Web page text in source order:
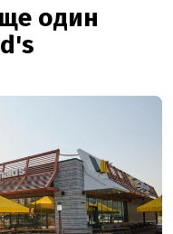
один